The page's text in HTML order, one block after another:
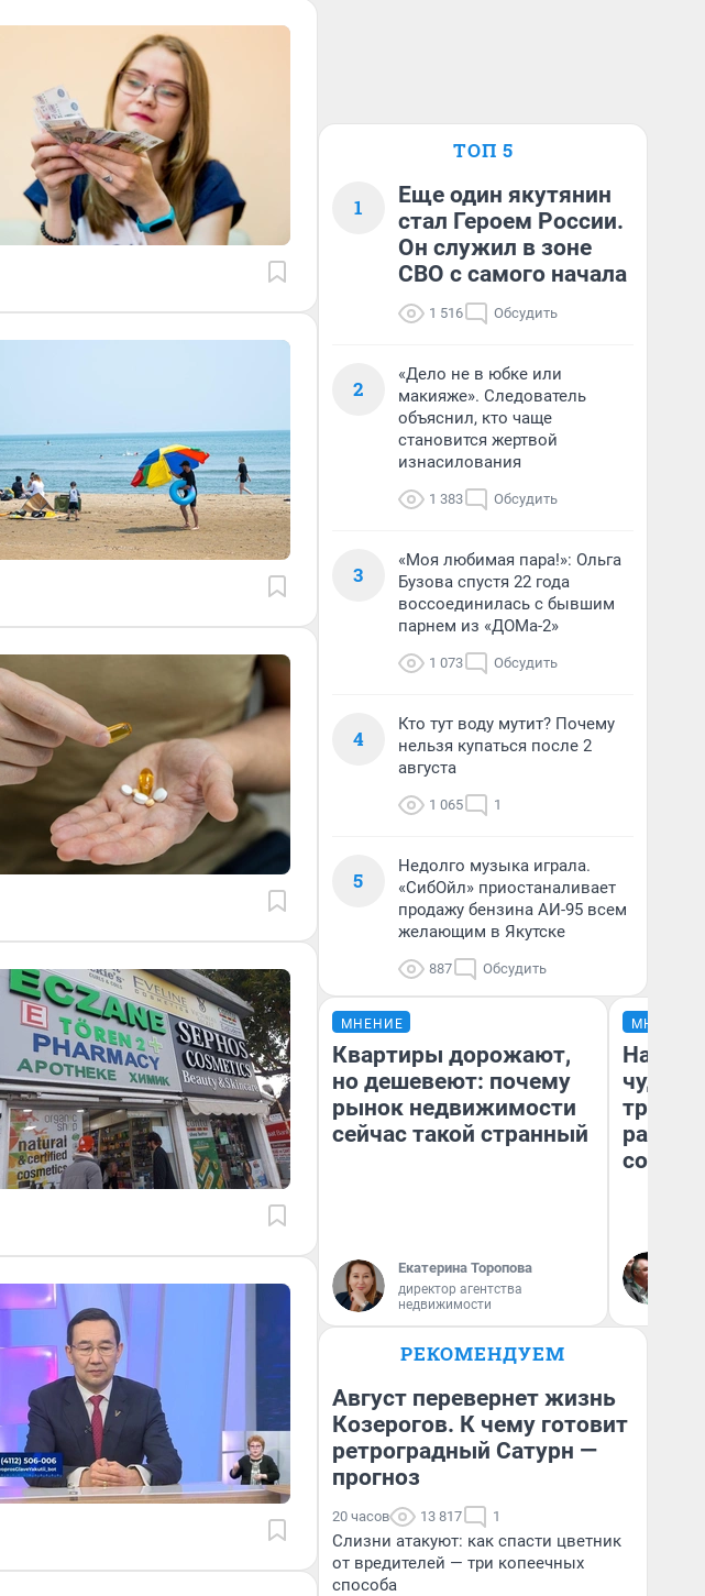
ТОП 5
1
Еще один якутянин
стал Героем России.
Он служил в зоне
СВО с самого начала
1 516 Обсудить
2
«Дело не в юбке или
макияже». Следователь
объяснил, кто чаще
становится жертвой
изнасилования
1 383 Обсудить
3
«Моя любимая пара!»: Ольга
Бузова спустя 22 года
воссоединилась с бывшим
парнем из «ДОМа-2»
1 073 Обсудить
4
Кто тут воду мутит? Почему
нельзя купаться после 2
августа
1 065 1
5
Недолго музыка играла.
«СибОйл» приостаналивает
продажу бензина АИ-95 всем
желающим в Якутске
887 Обсудить
МНЕНИЕ
Квартиры дорожают,
но дешевеют: почему
рынок недвижимости
сейчас такой странный
Екатерина Торопова
директор агентства
недвижимости
МНЕНИЕ
чудом
РЕКОМЕНДУЕМ
Август перевернет жизнь
Козерогов. К чему готовит
ретроградный Сатурн —
прогноз
20 часов 13 817 1
Слизни атакуют: как спасти цветник
от вредителей — три копеечных
способа